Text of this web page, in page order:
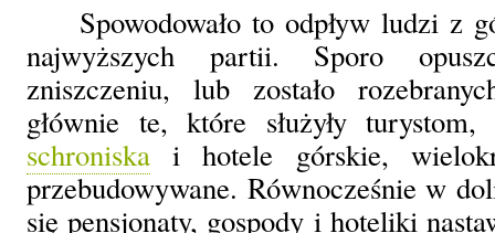
Spowodowało to odpływ ludzi z
najwyższych partii. Sporo
zniszczeniu, lub zostało
głównie te, które służyły
schroniska i hotele górskie,
przebudowywane. Równocześnie w
się pensjonaty, gospody i hoteliki